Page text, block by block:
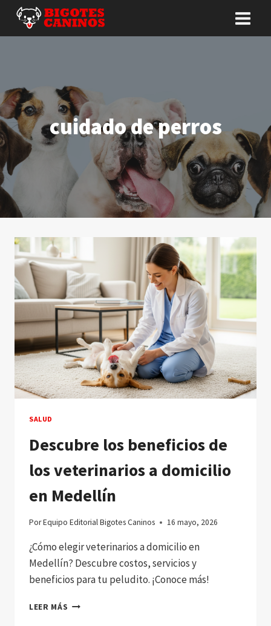
Saltar
contenido
cuidado de perros
SALUD
Descubre los beneficios de
los veterinarios a domicilio
en Medellín
PorEquipo Editorial Bigotes Caninos 16 mayo, 2026
¿Cómo elegir veterinarios a domicilio en
Medellín? Descubre costos, servicios y
beneficios para tu peludito. ¡Conoce más!
LEER MÁS DESCUBRE